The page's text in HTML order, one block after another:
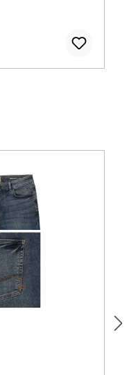
5 von 5 Sternen